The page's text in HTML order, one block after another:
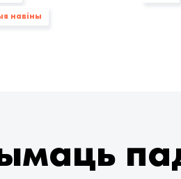
навіны